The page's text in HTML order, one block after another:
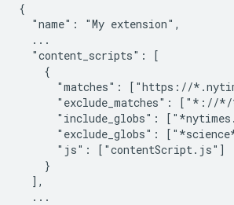
{
  "name": "My extension",
  ...
  "content_scripts": [
    {
"matches": ["https://
"exclude_matches": ["*://
"include_globs":
"exclude_globs":
      "js": ["contentScript.js"]
    }
  ],
  ...